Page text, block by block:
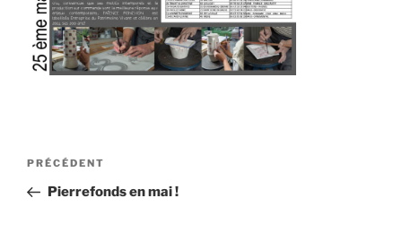
Navigation
l’article
Article
précédent
PRÉCÉDENT
Pierrefonds en mai !